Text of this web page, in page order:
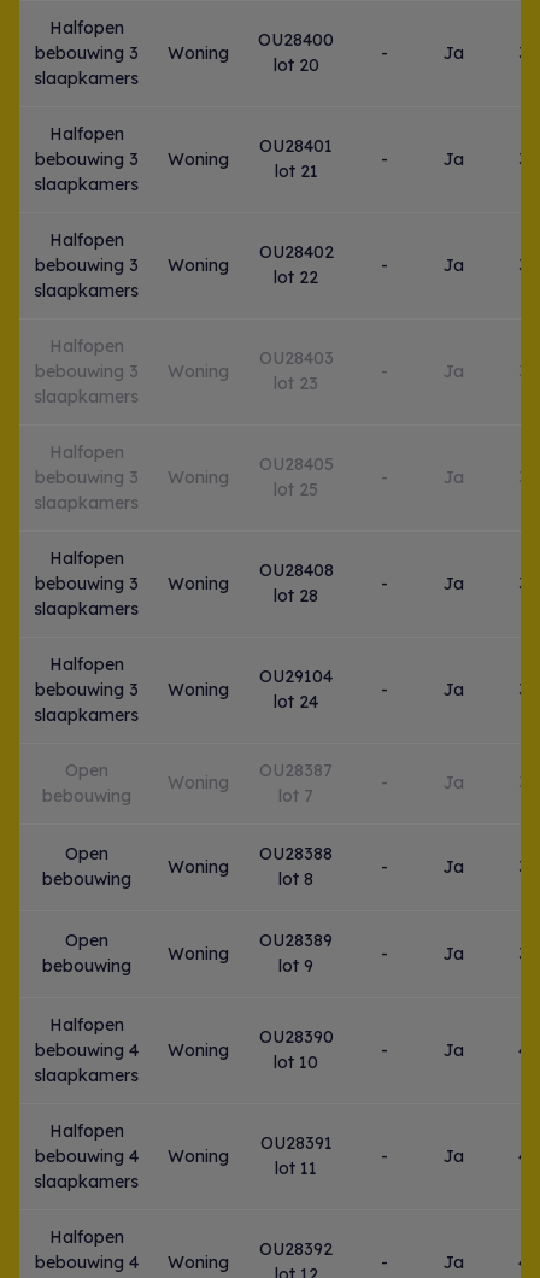
Halfopen
bebouwing 3
slaapkamers
Woning
OU28400
lot 20
- Ja 3
Halfopen
bebouwing 3
slaapkamers
Woning
OU28401
lot 21
- Ja 3
Halfopen
bebouwing 3
slaapkamers
Woning
OU28402
lot 22
- Ja 3
Halfopen
bebouwing 3
slaapkamers
Woning
OU28403
lot 23
- Ja 3
Halfopen
bebouwing 3
slaapkamers
Woning
OU28405
lot 25
- Ja 3
Halfopen
bebouwing 3
slaapkamers
Woning
OU28408
lot 28
- Ja 3
Halfopen
bebouwing 3
slaapkamers
Woning
OU29104
lot 24
- Ja 3
Open
bebouwing
Woning
OU28387
lot 7
- Ja 3
Open
bebouwing
Woning
OU28388
lot 8
- Ja 3
Open
bebouwing
Woning
OU28389
lot 9
- Ja 3
Halfopen
bebouwing 4
slaapkamers
Woning
OU28390
lot 10
- Ja 4
Halfopen
bebouwing 4
slaapkamers
Woning
OU28391
lot 11
- Ja 4
Halfopen
bebouwing 4
Woning
OU28392
- Ja 4